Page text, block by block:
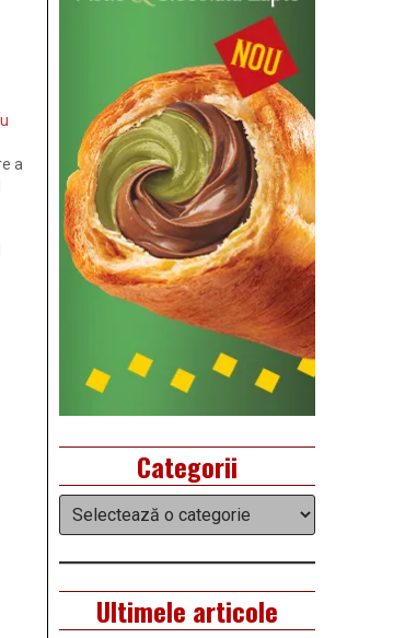
a
Categorii
Categorii
Ultimele articole